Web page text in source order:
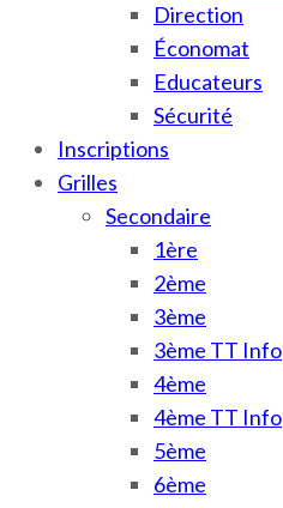
Direction
Économat
Educateurs
Sécurité
Inscriptions
Grilles
Secondaire
1ère
2ème
3ème
3ème TT Info
4ème
4ème TT Info
5ème
6ème